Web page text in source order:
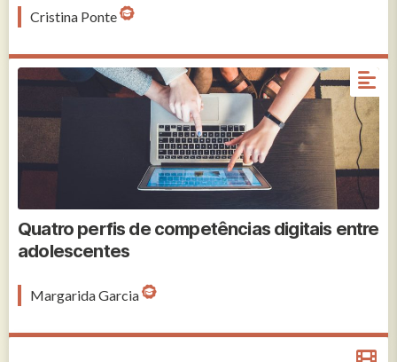
Cristina Ponte
Quatro perfis de competências digitais entre
adolescentes
Margarida Garcia